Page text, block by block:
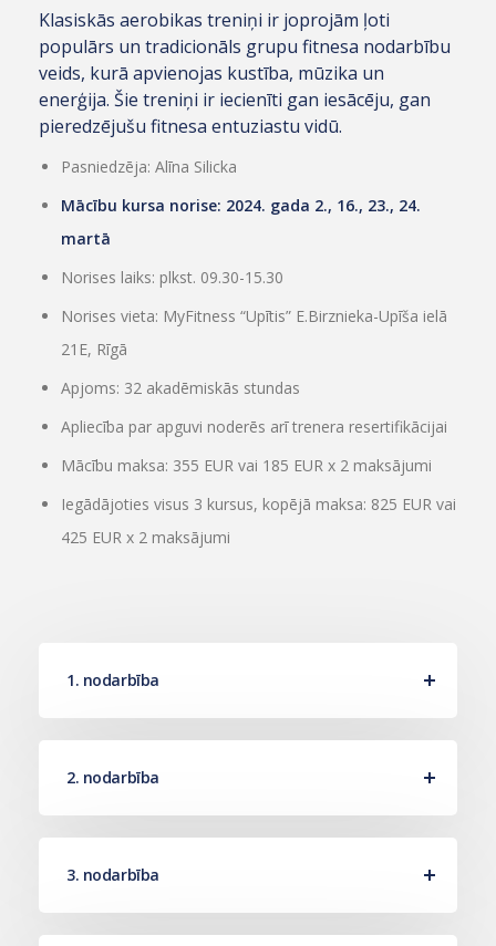
Klasiskās aerobikas treniņi ir joprojām ļoti
populārs un tradicionāls grupu fitnesa nodarbību
veids, kurā apvienojas kustība, mūzika un
enerģija. Šie treniņi ir iecienīti gan iesācēju, gan
pieredzējušu fitnesa entuziastu vidū.
Pasniedzēja: Alīna Silicka
Mācību kursa norise: 2024. gada 2., 16., 23., 24.
martā
Norises laiks: plkst. 09.30-15.30
Norises vieta: MyFitness “Upītis” E.Birznieka-Upīša ielā
21E, Rīgā
Apjoms: 32 akadēmiskās stundas
Apliecība par apguvi noderēs arī trenera resertifikācijai
Mācību maksa: 355 EUR vai 185 EUR x 2 maksājumi
Iegādājoties visus 3 kursus, kopējā maksa: 825 EUR vai
425 EUR x 2 maksājumi
1. nodarbība
2. nodarbība
3. nodarbība